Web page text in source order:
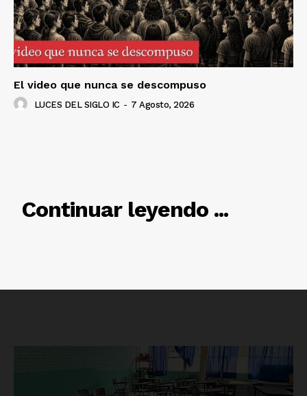
Empresa
Nosotros
Mi cuenta
El video que nunca se descompuso
LUCES DEL SIGLO IC - 7 Agosto, 2026
Continuar leyendo ...
RELACIONADO